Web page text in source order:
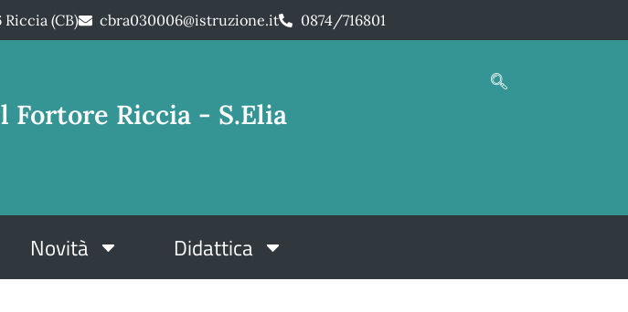
(CB) cbra030006@istruzione.it 0874/716801
Riccia - S.Elia
Novità Didattica